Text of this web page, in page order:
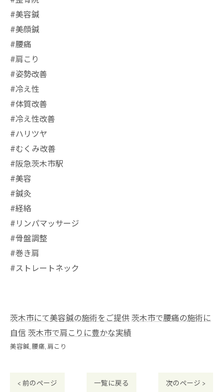
#美容鍼
#美顔鍼
#腰痛
#肩こり
#姿勢改善
#冷え性
#体質改善
#冷え性改善
#ハリツヤ
#むくみ改善
#阪急茨木市駅
⁡#美容
#鍼灸
#経絡
#リンパマッサージ
#骨盤調整
#巻き肩
#ストレートネック
茨木市にて美容鍼の施術をご提供茨木市で腰痛の施術に
自信茨木市で肩こりに豊かな実績
美容鍼 腰痛 肩こり
< 前のページ 一覧に戻る 次のページ >